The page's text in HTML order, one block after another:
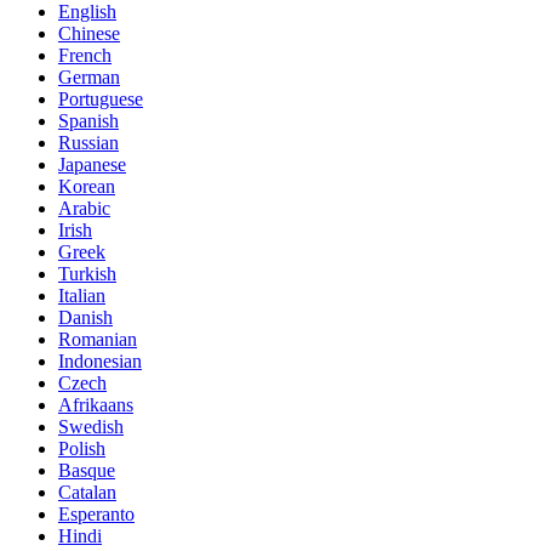
English
Chinese
French
German
Portuguese
Spanish
Russian
Japanese
Korean
Arabic
Irish
Greek
Turkish
Italian
Danish
Romanian
Indonesian
Czech
Afrikaans
Swedish
Polish
Basque
Catalan
Esperanto
Hindi